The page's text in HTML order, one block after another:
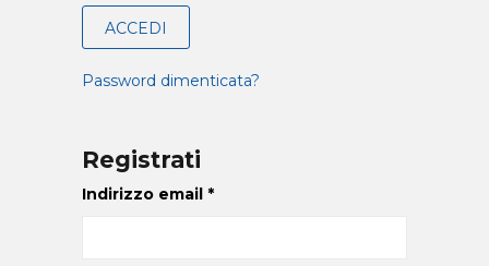
ACCEDI
Password dimenticata?
Registrati
Indirizzo email *